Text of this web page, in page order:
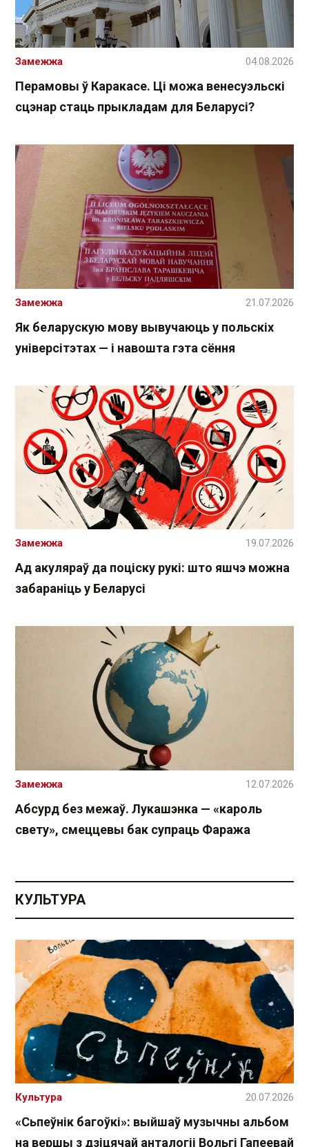
Перамовы ў Каракасе. Ці можа венесуэльскі
сцэнар стаць прыкладам для Беларусі?
Замежжа 04.08.2026
Як беларускую мову вывучаюць у польскіх
універсітэтах — і навошта гэта сёння
Замежжа 21.07.2026
Ад акуляраў да поціску рукі: што яшчэ можна
забараніць у Беларусі
Замежжа 19.07.2026
Абсурд без межаў. Лукашэнка — «кароль
свету», смеццевы бак супраць Фаража
Замежжа 12.07.2026
КУЛЬТУРА
«Сьпеўнік багоўкі»: выйшаў музычны альбом
на вершы з дзіцячай анталогіі Вольгі Гапеевай
Культура 20.07.2026